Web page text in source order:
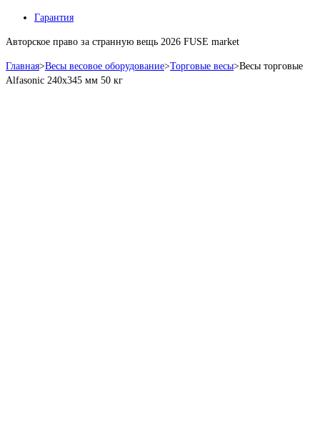
Гарантия
Авторское право за странную вещь 2026 FUSE market
Главная>Весы весовое оборудование>Торговые весы>Весы торговые
Alfasonic 240х345 мм 50 кг